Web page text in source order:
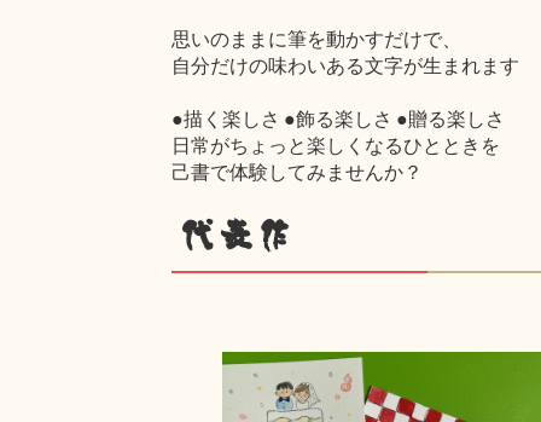
思いのままに筆を動かすだけで、
自分だけの味わいある文字が生まれます
●描く楽しさ ●飾る楽しさ ●贈る楽しさ
日常がちょっと楽しくなるひとときを
己書で体験してみませんか？
代表作